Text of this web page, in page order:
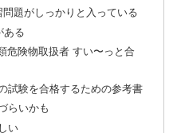
題がしっかりと入っている
ある
危険物取扱者 すい〜っと合
試験を合格するための参考書
らいかも
い